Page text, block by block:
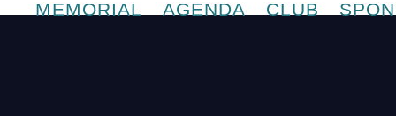
MEMORIAL
AGENDA CLUB